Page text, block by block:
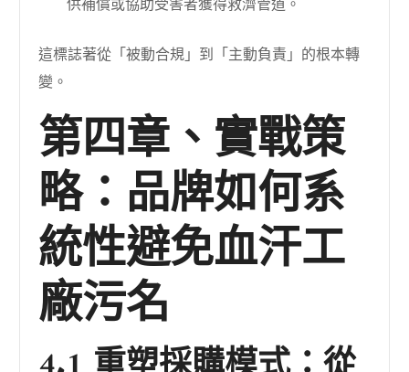
供補償或協助受害者獲得救濟管道。
這標誌著從「被動合規」到「主動負責」的根本轉
變。
第四章、實戰策
略：品牌如何系
統性避免血汗工
廠污名